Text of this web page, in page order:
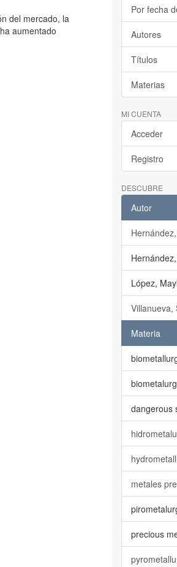
del mercado, la
aumentado
Por fecha
Autores
Títulos
Materias
MI CUENTA
Acceder
Registro
DESCUBRE
Autor
López,
Villanueva,
Materia
dangerous
metales
precious